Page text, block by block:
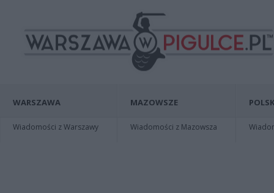
WARSZAWA
Wiadomości z Warszawy
MAZOWSZE
Wiadomości z Mazowsza